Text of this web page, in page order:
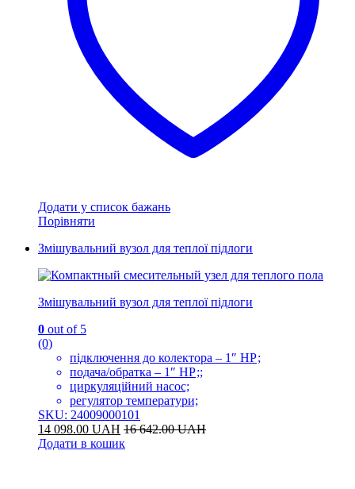
сторінці
товару
Додати у список бажань
Порівняти
Змішувальний вузол для теплої підлоги
Змішувальний вузол для теплої підлоги
0 out of 5
(0)
підключення до колектора – 1″ НР;
подача/обратка – 1″ НР;;
циркуляційний насос;
регулятор температури;
SKU: 24009000101
14 098.00 UAH 16 642.00UAH
Додати в кошик